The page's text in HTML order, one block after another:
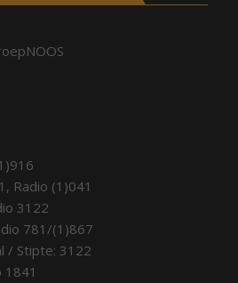
Radio (1)041
3122
781/(1)867
/ Stipte: 3122
1841